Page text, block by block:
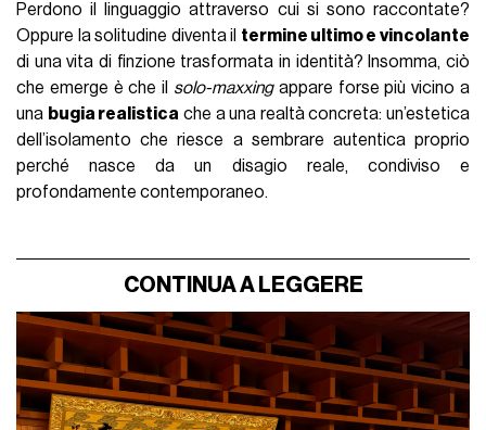
Perdono il linguaggio attraverso cui si sono raccontate?
Oppure la solitudine diventa il termine ultimo e vincolante
di una vita di finzione trasformata in identità? Insomma, ciò
che emerge è che il solo-maxxingappare forse più vicino a
una bugia realistica che a una realtà concreta: un’estetica
dell’isolamento che riesce a sembrare autentica proprio
perché nasce da un disagio reale, condiviso e
profondamente contemporaneo.
CONTINUA A LEGGERE